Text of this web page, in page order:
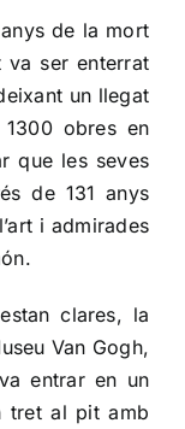
de la mort
va ser enterrat
un llegat
obres en
que les seves
de 131 anys
i admirades
clares, la
Van Gogh,
entrar en un
tret al pit amb